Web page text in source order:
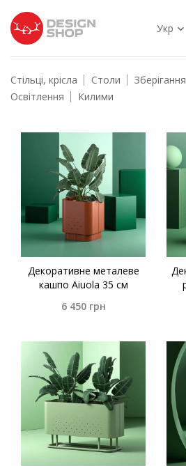
Укр
Стільці, крісла Столи Зберігання
Освітлення
Килими
Декоративне металеве
кашпо Aiuola 35 см
6 450 грн